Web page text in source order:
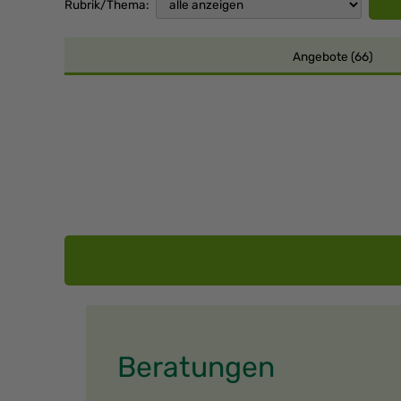
Rubrik/Thema:
Angebote (66)
Beratungen